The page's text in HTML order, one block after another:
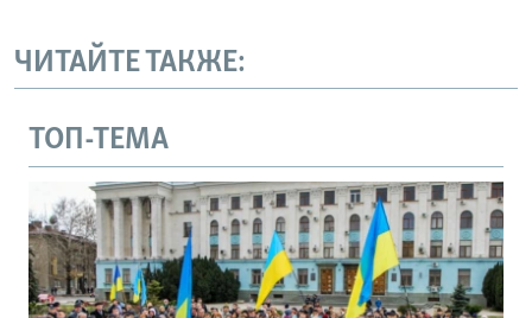
ЧИТАЙТЕ ТАКЖЕ:
ТОП-ТЕМА